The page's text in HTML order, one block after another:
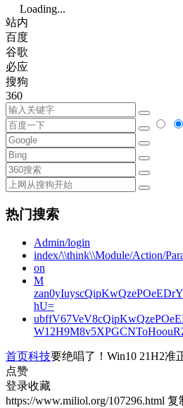
Loading...
站内
百度
谷歌
必应
搜狗
360
热门搜索
Admin/login
index/\\think\\Module/Action/
on
M
hU=
首页科技要绝唱了！Win10 21H2准
点赞
登录收藏
https://www.miliol.org/107296.html 复